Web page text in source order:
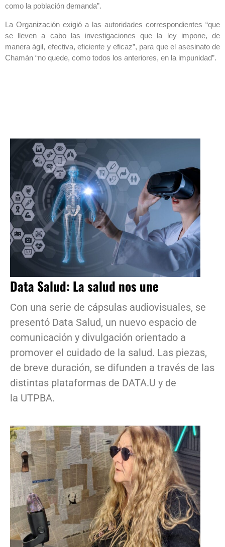
como la población demanda”.
La Organización exigió a las autoridades correspondientes “que
se lleven a cabo las investigaciones que la ley impone, de
manera ágil, efectiva, eficiente y eficaz”, para que el asesinato de
Chamán “no quede, como todos los anteriores, en la impunidad”.
Data Salud: La salud nos une
Con una serie de cápsulas audiovisuales, se
presentó Data Salud, un nuevo espacio de
comunicación y divulgación orientado a
promover el cuidado de la salud. Las piezas,
de breve duración, se difunden a través de las
distintas plataformas de DATA.U y de
la UTPBA.